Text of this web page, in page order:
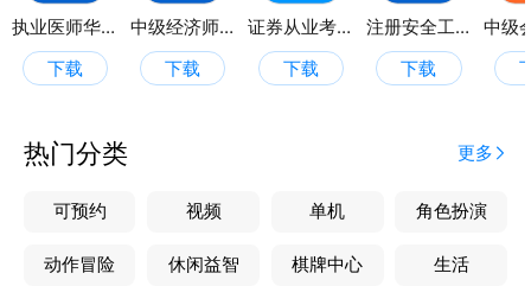
执业医师华云题库
下载
中级经济师华云题库
下载
证券从业考试
下载
注册安全工程师华云题库
下载
热门分类 更多
可预约 视频 单机 角色扮演
动作冒险 休闲益智 棋牌中心 生活